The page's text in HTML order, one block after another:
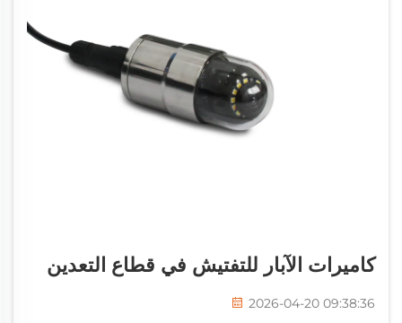
كاميرات الآبار للتفتيش في قطاع التعدين
2026-04-20 09:38:36